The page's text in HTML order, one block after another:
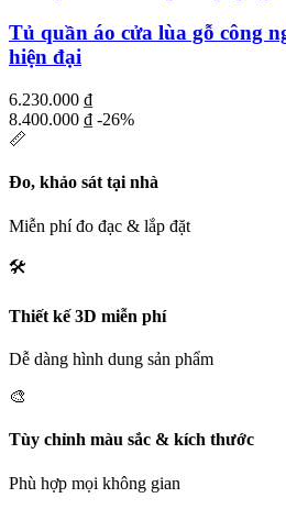
Tủ quần áo cửa lùa gỗ công
hiện đại
6.230.000 ₫
8.400.000 ₫ -26%
📏
Đo, khảo sát tại nhà
Miễn phí đo đạc & lắp đặt
🛠️
Thiết kế 3D miễn phí
Dễ dàng hình dung sản phẩm
🎨
Tùy chỉnh màu sắc & kích thước
Phù hợp mọi không gian